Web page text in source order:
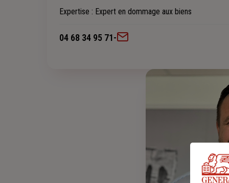
Expertise : Expert en dommage aux biens
04 68 34 95 71-